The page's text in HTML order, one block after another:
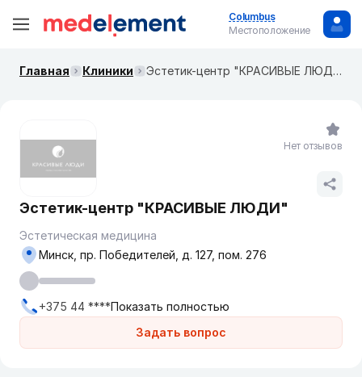
Columbus
Местоположение
Главная Клиники Эстетик-центр "КРАСИВЫЕ ЛЮДИ"
Эстетик-центр "КРАСИВЫЕ ЛЮДИ"
Эстетическая медицина
Задать вопрос
Минск, пр. Победителей, д. 127, пом. 276
+375 44 ****Показать полностью
Нет отзывов